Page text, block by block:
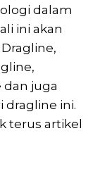
dalam
ini akan
juga
dragline ini.
terus artikel